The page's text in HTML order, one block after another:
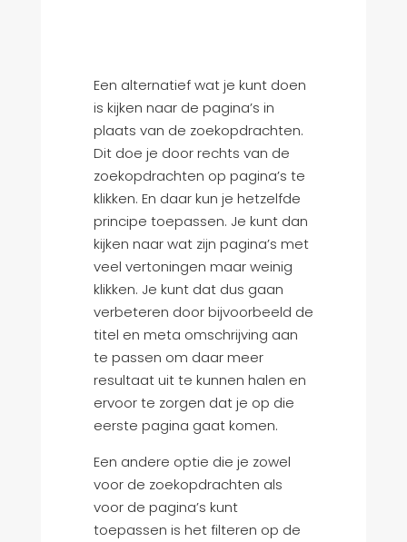
Een alternatief wat je kunt doen
is kijken naar de pagina’s in
plaats van de zoekopdrachten.
Dit doe je door rechts van de
zoekopdrachten op pagina’s te
klikken. En daar kun je hetzelfde
principe toepassen. Je kunt dan
kijken naar wat zijn pagina’s met
veel vertoningen maar weinig
klikken. Je kunt dat dus gaan
verbeteren door bijvoorbeeld de
titel en meta omschrijving aan
te passen om daar meer
resultaat uit te kunnen halen en
ervoor te zorgen dat je op die
eerste pagina gaat komen.
Een andere optie die je zowel
voor de zoekopdrachten als
voor de pagina’s kunt
toepassen is het filteren op de